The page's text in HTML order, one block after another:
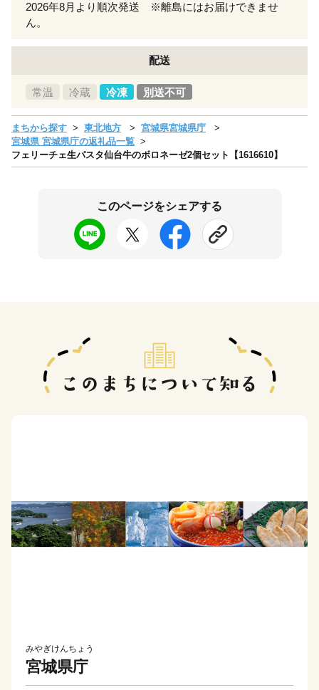
2026年8月より順次発送 ※離島にはお届けできませ
ん。
配送
常温 冷蔵 冷凍 別送不可
まちから探す 東北地方
宮城県宮城県庁
宮城県 宮城県庁の返礼品一覧
フェリーチェ生パスタ仙台牛のボロネーゼ2個セット【1616610】
このページをシェアする
みやぎけんちょう
宮城県庁